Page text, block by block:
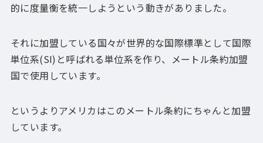
的に度量衡を統一しようという動きがありました。
それに加盟している国々が世界的な国際標準として国際
単位系(SI)と呼ばれる単位系を作り、メートル条約加盟
国で使用しています。
というよりアメリカはこのメートル条約にちゃんと加盟
しています。